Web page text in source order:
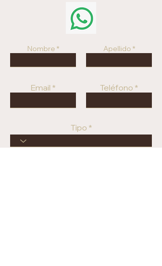
Nombre Apellido
Email Teléfono
Tipo